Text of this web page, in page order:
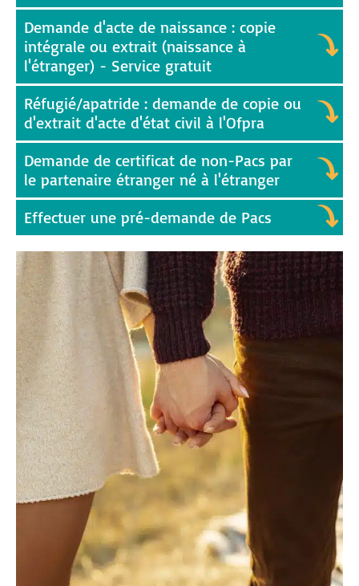
Demande d'acte de naissance : copie
intégrale ou extrait (naissance à
l'étranger) - Service gratuit
Réfugié/apatride : demande de copie ou
d'extrait d'acte d'état civil à l'Ofpra
Demande de certificat de non-Pacs par
le partenaire étranger né à l'étranger
Effectuer une pré-demande de Pacs